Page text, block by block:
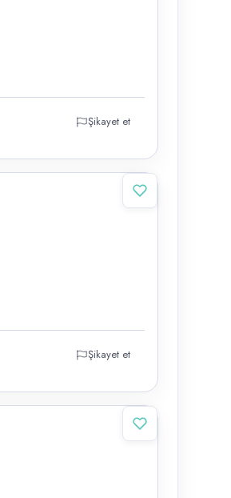
Şikayet et
Şikayet et